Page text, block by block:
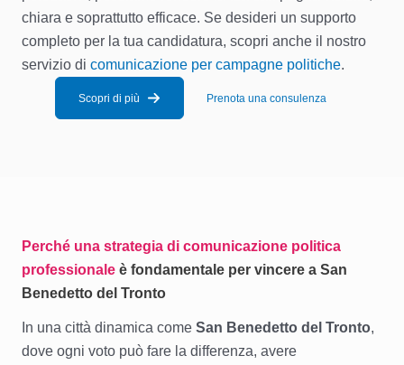
chiara e soprattutto efficace. Se desideri un supporto
completo per la tua candidatura, scopri anche il nostro
servizio di comunicazione per campagne politiche.
Scopri di più Prenota una consulenza
Perché una strategia di comunicazione politica
professionale è fondamentale per vincere a San
Benedetto del Tronto
In una città dinamica come San Benedetto del Tronto,
dove ogni voto può fare la differenza, avere